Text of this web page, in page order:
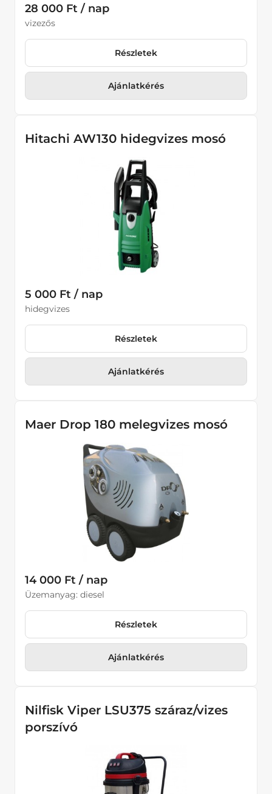
Kotrógépek
Tömörítő eszközök
Homlokrakodók
28 000 Ft / nap
vizezős
Részletek
Ajánlatkérés
Hitachi AW130 hidegvizes mosó
5 000 Ft / nap
hidegvizes
Részletek
Ajánlatkérés
Maer Drop 180 melegvizes mosó
14 000 Ft / nap
Üzemanyag: diesel
Részletek
Ajánlatkérés
Nilfisk Viper LSU375 száraz/vizes
porszívó